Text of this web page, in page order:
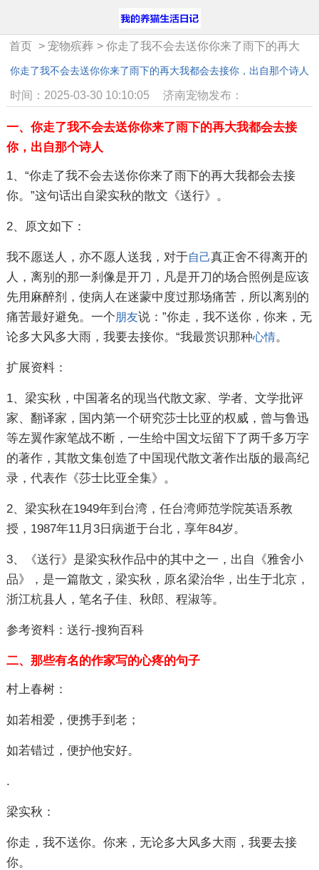
首页 > 宠物殡葬 >你走了我不会去送你你来了雨下的再大
我都会去接你，出自那个诗人
你走了我不会去送你你来了雨下的再大我都会去接你，出自那个诗人
时间：2025-03-30 10:10:05 济南宠物发布：
一、你走了我不会去送你你来了雨下的再大我都会去接
你，出自那个诗人
1、“你走了我不会去送你你来了雨下的再大我都会去接
你。”这句话出自梁实秋的散文《送行》。
2、原文如下：
我不愿送人，亦不愿人送我，对于自己真正舍不得离开的
人，离别的那一刹像是开刀，凡是开刀的场合照例是应该
先用麻醉剂，使病人在迷蒙中度过那场痛苦，所以离别的
痛苦最好避免。一个朋友说：”你走，我不送你，你来，无
论多大风多大雨，我要去接你。“我最赏识那种心情。
扩展资料：
1、梁实秋，中国著名的现当代散文家、学者、文学批评
家、翻译家，国内第一个研究莎士比亚的权威，曾与鲁迅
等左翼作家笔战不断，一生给中国文坛留下了两千多万字
的著作，其散文集创造了中国现代散文著作出版的最高纪
录，代表作《莎士比亚全集》。
2、梁实秋在1949年到台湾，任台湾师范学院英语系教
授，1987年11月3日病逝于台北，享年84岁。
3、《送行》是梁实秋作品中的其中之一，出自《雅舍小
品》，是一篇散文，梁实秋，原名梁治华，出生于北京，
浙江杭县人，笔名子佳、秋郎、程淑等。
参考资料：送行-搜狗百科
二、那些有名的作家写的心疼的句子
村上春树：
如若相爱，便携手到老；
如若错过，便护他安好。
.
梁实秋：
你走，我不送你。你来，无论多大风多大雨，我要去接
你。